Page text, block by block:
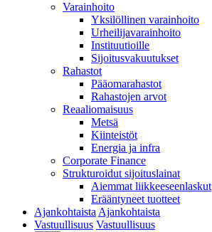
Varainhoito
Yksilöllinen varainhoito
Urheilijavarainhoito
Instituutioille
Sijoitusvakuutukset
Rahastot
Pääomarahastot
Rahastojen arvot
Reaaliomaisuus
Metsä
Kiinteistöt
Energia ja infra
Corporate Finance
Strukturoidut sijoituslainat
Aiemmat liikkeeseenlaskut
Erääntyneet tuotteet
Ajankohtaista Ajankohtaista
Vastuullisuus Vastuullisuus